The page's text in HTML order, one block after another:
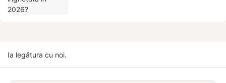
Ia legătura cu noi.